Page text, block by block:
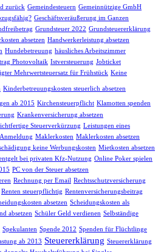
zurück Gemeindesteuern Gemeinnützige GmbH
Geschäftsveräußerung im Ganzen
Grundsteuer 2022 Grundsteuererklärung
absetzen Handwerkerleistung absetzen
Hundebetreuung häusliches Arbeitszimmer
Photovoltaik Istversteuerung Jobticket
Mehrwertsteuersatz für Frühstück Keine
Kinderbetreuungskosten steuerlich absetzen
ab 2015 Kirchensteuerpflicht Klamotten spenden
Krankenversicherung absetzen
Steuerverkürzung Leistungen eines
Maklerkosten Maklerkosten absetzen
keine Werbungskosten Mietkosten absetzen
bei privaten Kfz-Nutzung Online Poker spielen
PC von der Steuer absetzen
Rechnung per Email Rechtsschutzversicherung
Renten steuerpflichtig Rentenversicherungsbeitrag
absetzen Scheidungskosten als
absetzen Schüler Geld verdienen Selbständige
Spekulanten Spende 2012 Spenden für Flüchtlinge
ab 2013 Steuererklärung Steuererklärung